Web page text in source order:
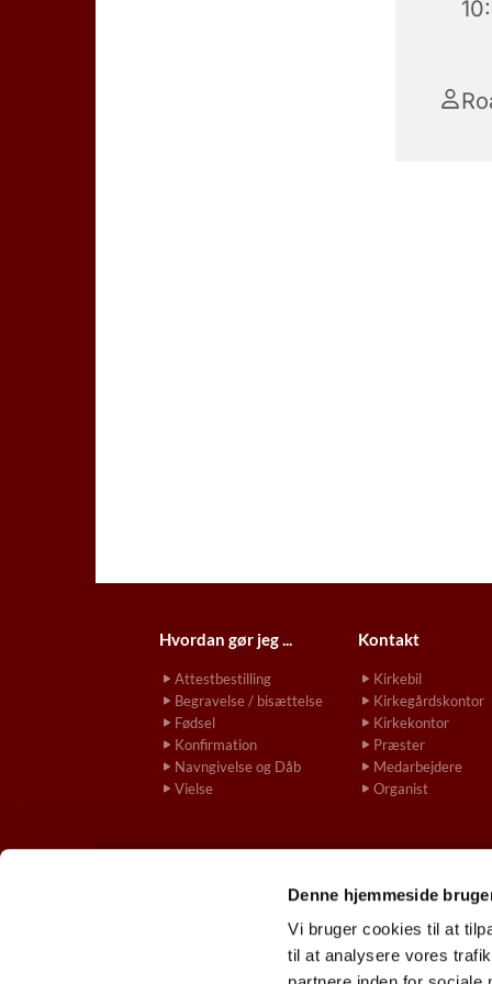
Denne hjemmeside
Vi bruger cookies til at
til at analysere vores
Hvordan gør jeg ...
Attestbestilling
Begravelse / bisættelse
Fødsel
Konfirmation
Navngivelse og Dåb
Vielse
Kontakt
Kirkebil
Kirkegårdskontor
Kirkekontor
Præster
Medarbejdere
Organist
